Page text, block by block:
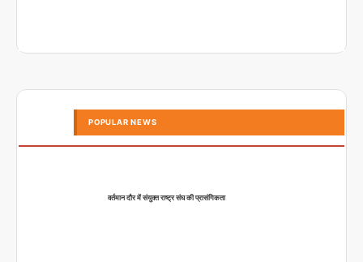
POPULAR NEWS
वर्तमान दौर में संयुक्त राष्ट्र संघ की प्रासंगिकता